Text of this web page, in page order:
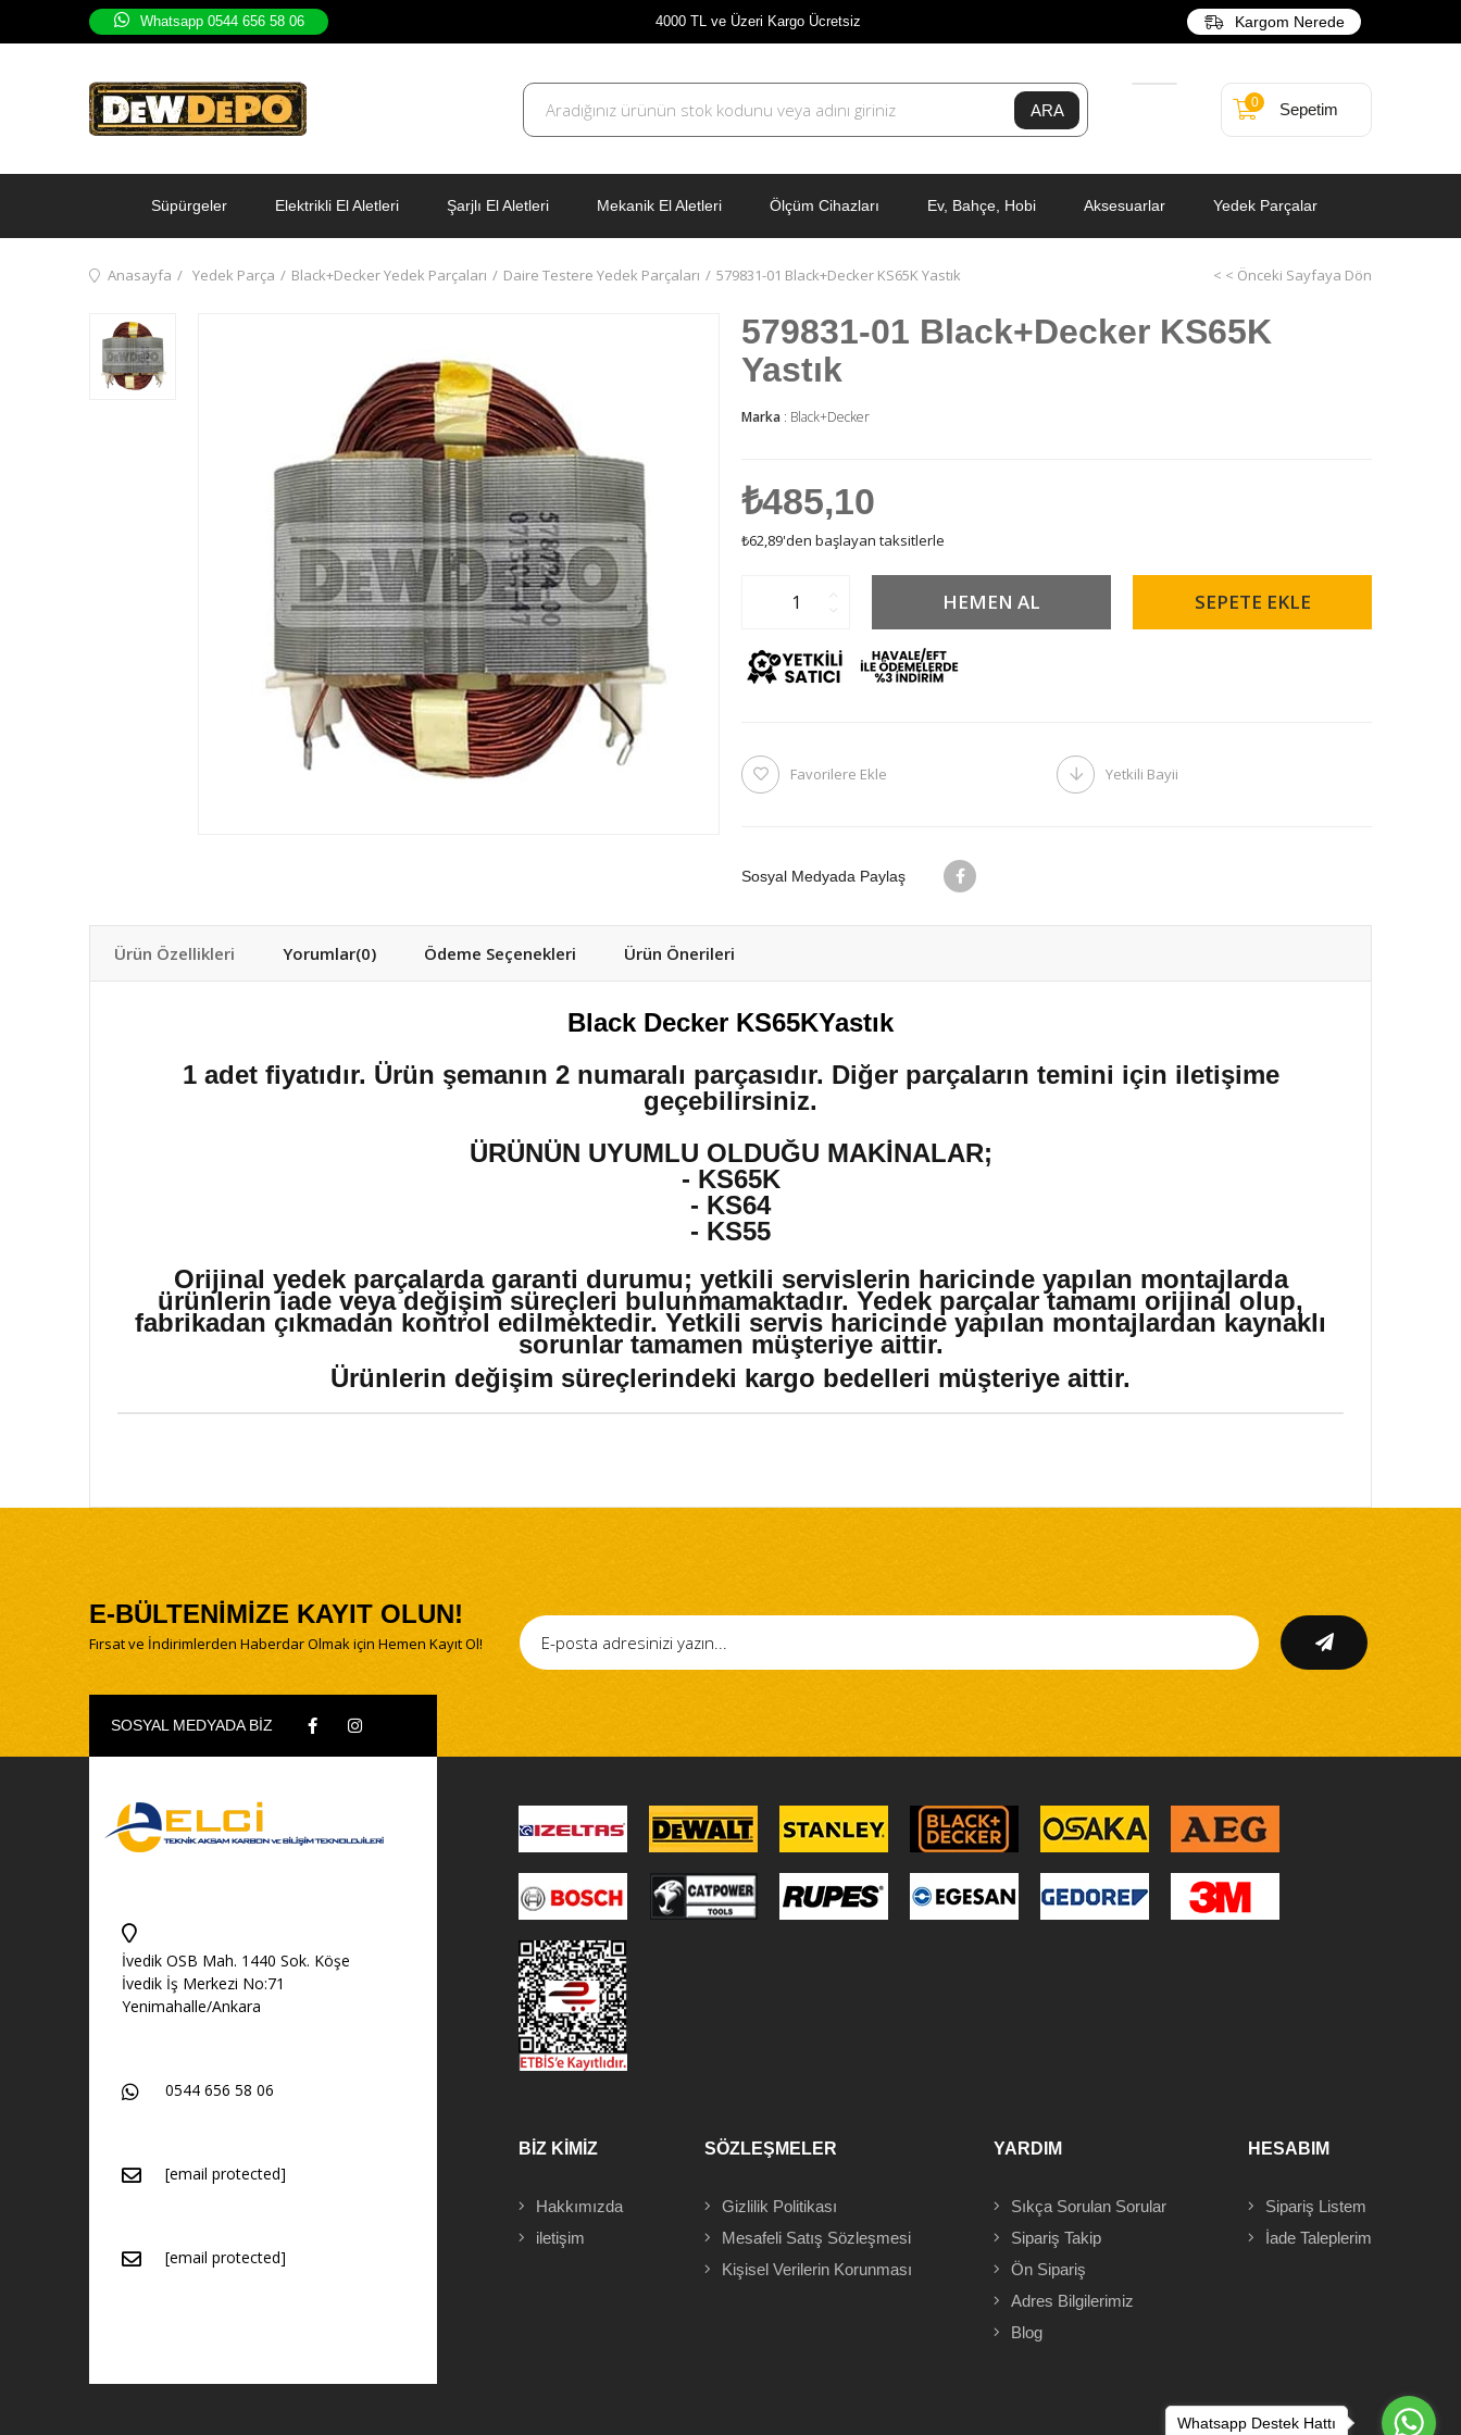
Whatsapp 0544 656 58 06 4000 TL ve Üzeri Kargo Ücretsiz Kargom Nerede
Sepetim
0
Süpürgeler Elektrikli El Aletleri Şarjlı El Aletleri Mekanik El Aletleri Ölçüm Cihazları Ev, Bahçe, Hobi Aksesuarlar Yedek Parçalar
Anasayfa Yedek Parça Black+Decker Yedek Parçaları Daire Testere Yedek Parçaları 579831-01 Black+Decker KS65K Yastık < < Önceki Sayfaya Dön
579831-01 Black+Decker KS65K
Yastık
Marka : Black+Decker
₺485,10
₺62,89'den başlayan taksitlerle
Favorilere Ekle Yetkili Bayii
Sosyal Medyada Paylaş
Ürün Özellikleri Yorumlar(0) Ödeme Seçenekleri Ürün Önerileri
Black Decker KS65KYastık
1 adet fiyatıdır. Ürün şemanın 2 numaralı parçasıdır. Diğer parçaların temini için iletişime
geçebilirsiniz.
ÜRÜNÜN UYUMLU OLDUĞU MAKİNALAR;
- KS65K
- KS64
- KS55
Orijinal yedek parçalarda garanti durumu; yetkili servislerin haricinde yapılan montajlarda
ürünlerin iade veya değişim süreçleri bulunmamaktadır. Yedek parçalar tamamı orijinal olup,
fabrikadan çıkmadan kontrol edilmektedir. Yetkili servis haricinde yapılan montajlardan kaynaklı
sorunlar tamamen müşteriye aittir.
Ürünlerin değişim süreçlerindeki kargo bedelleri müşteriye aittir.
E-BÜLTENİMİZE KAYIT OLUN!
Fırsat ve İndirimlerden Haberdar Olmak için Hemen Kayıt Ol!
SOSYAL MEDYADA BİZ
İvedik OSB Mah. 1440 Sok. Köşe
İvedik İş Merkezi No:71
Yenimahalle/Ankara
0544 656 58 06
[email protected]
[email protected]
BİZ KİMİZ
Hakkımızda
iletişim
SÖZLEŞMELER
Gizlilik Politikası
Mesafeli Satış Sözleşmesi
Kişisel Verilerin Korunması
YARDIM
Sıkça Sorulan Sorular
Sipariş Takip
Ön Sipariş
Adres Bilgilerimiz
Blog
HESABIM
Sipariş Listem
İade Taleplerim
Whatsapp Destek Hattı